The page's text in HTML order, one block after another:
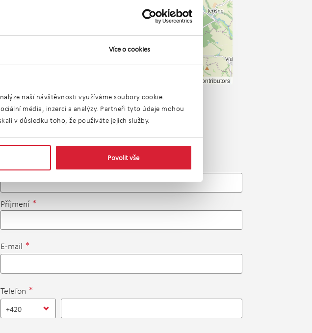
Více o cookies
naší návštěvnosti využíváme soubory cookie.
média, inzerci a analýzy. Partneři tyto údaje mohou
v důsledku toho, že používáte jejich služby.
Povolit vše
contributors
Příjmení *
E-mail *
Telefon *
+420